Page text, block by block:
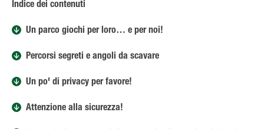
Indice dei contenuti
Un parco giochi per loro… e per noi!
Percorsi segreti e angoli da scavare
Un po' di privacy per favore!
Attenzione alla sicurezza!